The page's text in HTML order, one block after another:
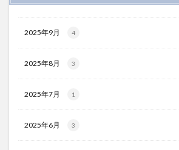
2025年9月 4
2025年8月 3
2025年7月 1
2025年6月 3